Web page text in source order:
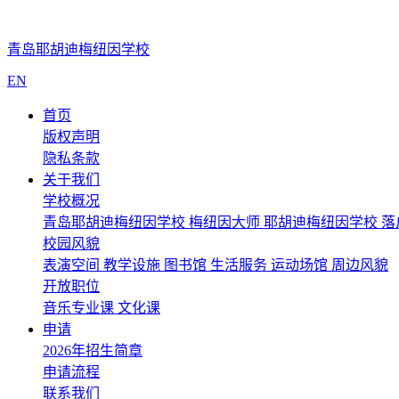
青岛耶胡迪梅纽因学校
EN
首页
版权声明
隐私条款
关于我们
学校概况
青岛耶胡迪梅纽因学校 梅纽因大师 耶胡迪梅纽因学校 落
校园风貌
表演空间 教学设施 图书馆 生活服务 运动场馆 周边风貌
开放职位
音乐专业课 文化课
申请
2026年招生简章
申请流程
联系我们